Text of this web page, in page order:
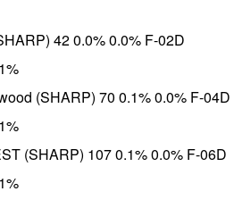
42 0.0% 0.0% F-02D
(SHARP) 70 0.1% 0.0% F-04D
(SHARP) 107 0.1% 0.0% F-06D